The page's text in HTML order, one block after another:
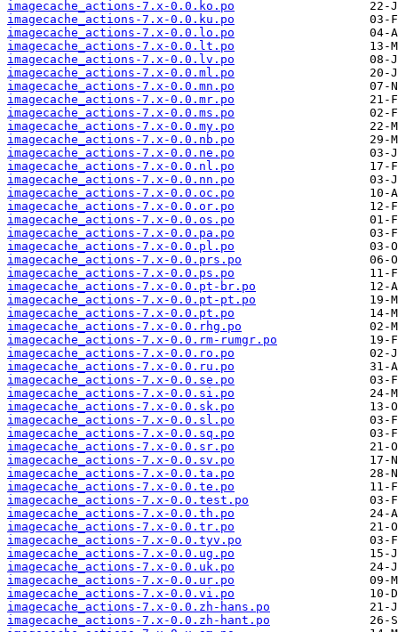
imagecache_actions-7.x-0.0.ko.po
imagecache_actions-7.x-0.0.ku.po
imagecache_actions-7.x-0.0.lo.po
imagecache_actions-7.x-0.0.lt.po
imagecache_actions-7.x-0.0.lv.po
imagecache_actions-7.x-0.0.ml.po
imagecache_actions-7.x-0.0.mn.po
imagecache_actions-7.x-0.0.mr.po
imagecache_actions-7.x-0.0.ms.po
imagecache_actions-7.x-0.0.my.po
imagecache_actions-7.x-0.0.nb.po
imagecache_actions-7.x-0.0.ne.po
imagecache_actions-7.x-0.0.nl.po
imagecache_actions-7.x-0.0.nn.po
imagecache_actions-7.x-0.0.oc.po
imagecache_actions-7.x-0.0.or.po
imagecache_actions-7.x-0.0.os.po
imagecache_actions-7.x-0.0.pa.po
imagecache_actions-7.x-0.0.pl.po
imagecache_actions-7.x-0.0.prs.po
imagecache_actions-7.x-0.0.ps.po
imagecache_actions-7.x-0.0.pt-br.po
imagecache_actions-7.x-0.0.pt-pt.po
imagecache_actions-7.x-0.0.pt.po
imagecache_actions-7.x-0.0.rhg.po
imagecache_actions-7.x-0.0.rm-rumgr.po
imagecache_actions-7.x-0.0.ro.po
imagecache_actions-7.x-0.0.ru.po
imagecache_actions-7.x-0.0.se.po
imagecache_actions-7.x-0.0.si.po
imagecache_actions-7.x-0.0.sk.po
imagecache_actions-7.x-0.0.sl.po
imagecache_actions-7.x-0.0.sq.po
imagecache_actions-7.x-0.0.sr.po
imagecache_actions-7.x-0.0.sv.po
imagecache_actions-7.x-0.0.ta.po
imagecache_actions-7.x-0.0.te.po
imagecache_actions-7.x-0.0.test.po
imagecache_actions-7.x-0.0.th.po
imagecache_actions-7.x-0.0.tr.po
imagecache_actions-7.x-0.0.tyv.po
imagecache_actions-7.x-0.0.ug.po
imagecache_actions-7.x-0.0.uk.po
imagecache_actions-7.x-0.0.ur.po
imagecache_actions-7.x-0.0.vi.po
imagecache_actions-7.x-0.0.zh-hans.po
imagecache_actions-7.x-0.0.zh-hant.po